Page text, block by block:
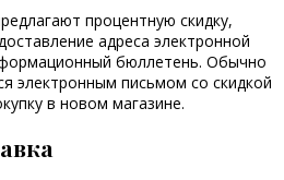
процентную скидку,
адреса электронной
бюллетень. Обычно
электронным письмом со скидкой
в новом магазине.